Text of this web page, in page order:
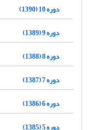
دوره 10 (1390)
دوره 9 (1389)
دوره 8 (1388)
دوره 7 (1387)
دوره 6 (1386)
دوره 5 (1385)